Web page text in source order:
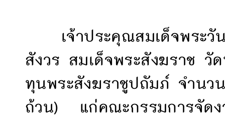
เจ้าประคุณสมเด็จพระวัน
สังวร สมเด็จพระสังฆราช วั
ทุนพระสังฆราชูปถัมภ์ จำน
ถ้วน) แก่คณะกรรมการจัดง